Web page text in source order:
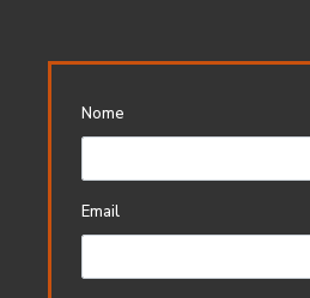
Nome
Email